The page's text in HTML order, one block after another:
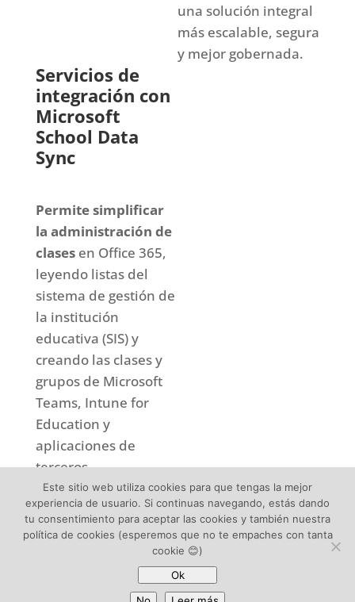
una solución integral
más escalable, segura
y mejor gobernada.
Servicios de
integración con
Microsoft
School Data
Sync
Permite simplificar
la administración de
clasesen Office 365,
leyendo listas del
sistema de gestión de
la institución
educativa (SIS) y
creando las clases y
grupos de Microsoft
Teams, Intune for
Education y
aplicaciones de
terceros.
La implantación,
dependiendo del
volumen de alumnos,
la tipología del SIS de
Este sitio web utiliza cookies para que tengas la mejor
experiencia de usuario. Si continuas navegando, estás dando
tu consentimiento para aceptar las cookies y también nuestra
política de cookies (esperemos que no te empaches con tanta
cookie 😊)
Ok